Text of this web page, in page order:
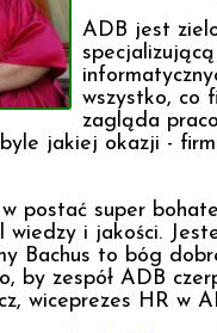
ADB jest
wszystko, co
zagląda
jakiej okazji -
postać super
i jakości.
Bachus to bóg
by zespół ADB
wiceprezes HR w